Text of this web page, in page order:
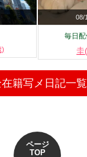
)
08/
毎日
圭
籍写メ日記一
ページ
TOP